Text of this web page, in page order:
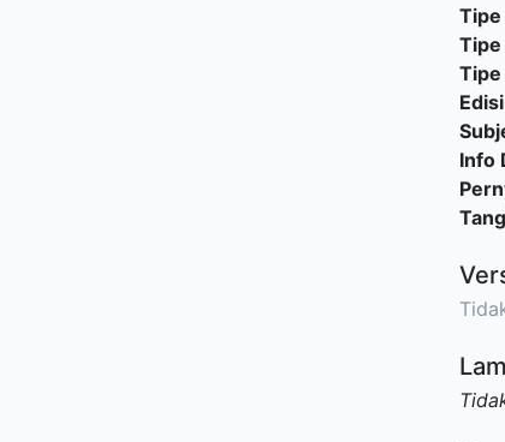
Tipe
Tipe
Edisi
Info